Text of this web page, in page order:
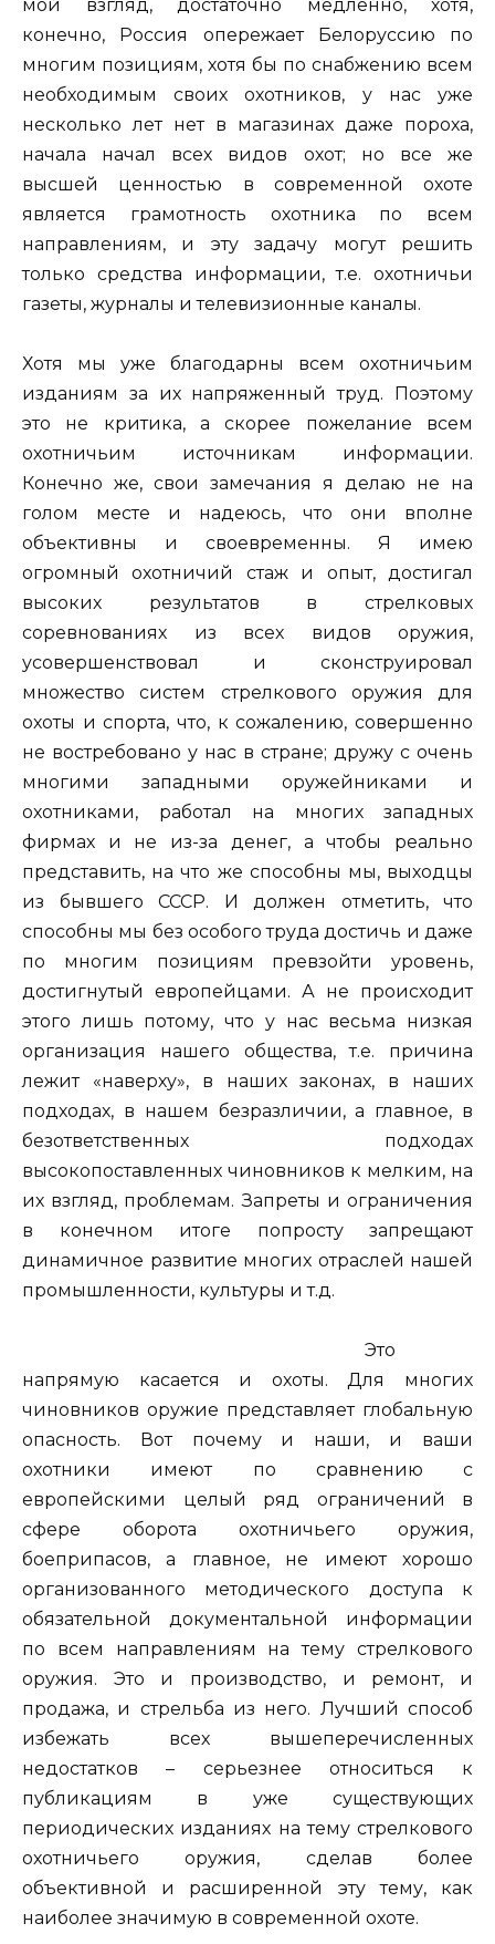
мой взгляд, достаточно медленно, хотя,
конечно, Россия опережает Белоруссию по
многим позициям, хотя бы по снабжению всем
необходимым своих охотников, у нас уже
несколько лет нет в магазинах даже пороха,
начала начал всех видов охот; но все же
высшей ценностью в современной охоте
является грамотность охотника по всем
направлениям, и эту задачу могут решить
только средства информации, т.е. охотничьи
газеты, журналы и телевизионные каналы.
Хотя мы уже благодарны всем охотничьим
изданиям за их напряженный труд. Поэтому
это не критика, а скорее пожелание всем
охотничьим источникам информации.
Конечно же, свои замечания я делаю не на
голом месте и надеюсь, что они вполне
объективны и своевременны. Я имею
огромный охотничий стаж и опыт, достигал
высоких результатов в стрелковых
соревнованиях из всех видов оружия,
усовершенствовал и сконструировал
множество систем стрелкового оружия для
охоты и спорта, что, к сожалению, совершенно
не востребовано у нас в стране; дружу с очень
многими западными оружейниками и
охотниками, работал на многих западных
фирмах и не из-за денег, а чтобы реально
представить, на что же способны мы, выходцы
из бывшего СССР. И должен отметить, что
способны мы без особого труда достичь и даже
по многим позициям превзойти уровень,
достигнутый европейцами. А не происходит
этого лишь потому, что у нас весьма низкая
организация нашего общества, т.е. причина
лежит «наверху», в наших законах, в наших
подходах, в нашем безразличии, а главное, в
безответственных подходах
высокопоставленных чиновников к мелким, на
их взгляд, проблемам. Запреты и ограничения
в конечном итоге попросту запрещают
динамичное развитие многих отраслей нашей
промышленности, культуры и т.д.
Это
напрямую касается и охоты. Для многих
чиновников оружие представляет глобальную
опасность. Вот почему и наши, и ваши
охотники имеют по сравнению с
европейскими целый ряд ограничений в
сфере оборота охотничьего оружия,
боеприпасов, а главное, не имеют хорошо
организованного методического доступа к
обязательной документальной информации
по всем направлениям на тему стрелкового
оружия. Это и производство, и ремонт, и
продажа, и стрельба из него. Лучший способ
избежать всех вышеперечисленных
недостатков – серьезнее относиться к
публикациям в уже существующих
периодических изданиях на тему стрелкового
охотничьего оружия, сделав более
объективной и расширенной эту тему, как
наиболее значимую в современной охоте.